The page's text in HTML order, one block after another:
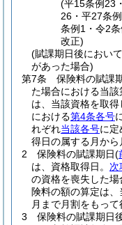
(平15条例23
26・平27条
条例1・令2
改正)
(賦課期日後におい
があった場合)
第7条
保険料の賦課
た場合における当
は、当該資格を取得
における第4条各号
れぞれ当該各号に定
得日の属する月から
2
保険料の賦課期日(
は、資格取得日。 次
の資格を喪失した
険料の額の算定は
月まで月割をもって
3
保険料の賦課期日